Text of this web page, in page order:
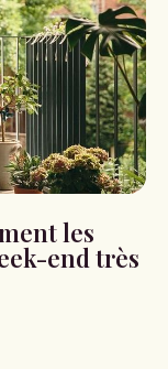
les
end très